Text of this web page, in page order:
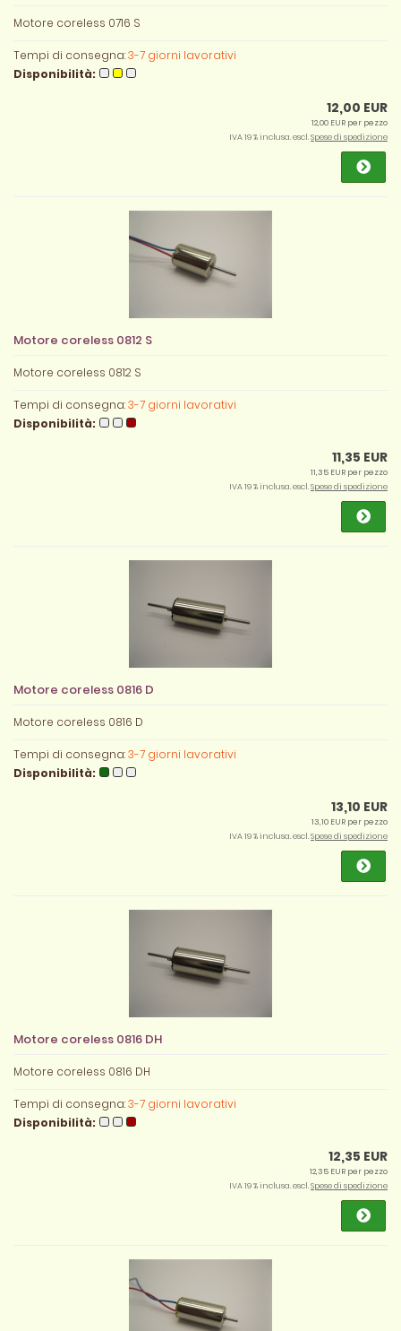
Motore coreless 0716 S
Tempi di consegna:3-7 giorni lavorativi
Disponibilità:
12,00 EUR
12,00 EUR per pezzo
IVA 19 % inclusa. escl.Spese di spedizione
Motore coreless 0812 S
Motore coreless 0812 S
Tempi di consegna:3-7 giorni lavorativi
Disponibilità:
11,35 EUR
11,35 EUR per pezzo
IVA 19 % inclusa. escl.Spese di spedizione
Motore coreless 0816 D
Motore coreless 0816 D
Tempi di consegna:3-7 giorni lavorativi
Disponibilità:
13,10 EUR
13,10 EUR per pezzo
IVA 19 % inclusa. escl.Spese di spedizione
Motore coreless 0816 DH
Motore coreless 0816 DH
Tempi di consegna:3-7 giorni lavorativi
Disponibilità:
12,35 EUR
12,35 EUR per pezzo
IVA 19 % inclusa. escl.Spese di spedizione